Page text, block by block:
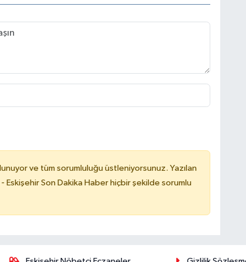
ve tüm sorumluluğu üstleniyorsunuz. Yazılan
Son Dakika Haber hiçbir şekilde sorumlu